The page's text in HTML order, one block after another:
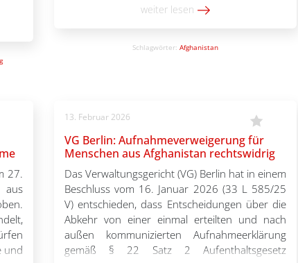
in
heute weitgehend von Bildung, Beruf und
Menschenrechte und […]
weiter lesen
Schlagwörter: Afghanistan
27.
und
13. Februar 2026
VG Berlin: Aufnahmeverweigerung für
Menschen aus Afghanistan rechtswidrig
Das Verwaltungsgericht (VG) Berlin hat in einem
Beschluss vom 16. Januar 2026 (33 L 585/25
V) entschieden, dass Entscheidungen über die
Abkehr von einer einmal erteilten und nach
außen kommunizierten Aufnahmeerklärung
gemäß § 22 Satz 2 Aufenthaltsgesetz